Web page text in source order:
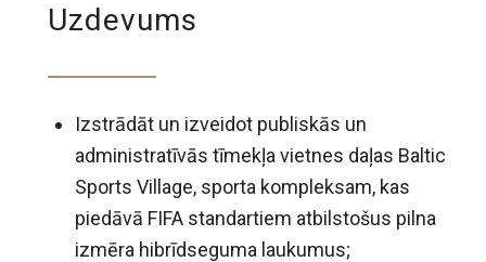
Uzdevums
Izstrādāt un izveidot publiskās un
administratīvās tīmekļa vietnes daļas Baltic
Sports Village, sporta kompleksam, kas
piedāvā FIFA standartiem atbilstošus pilna
izmēra hibrīdseguma laukumus;